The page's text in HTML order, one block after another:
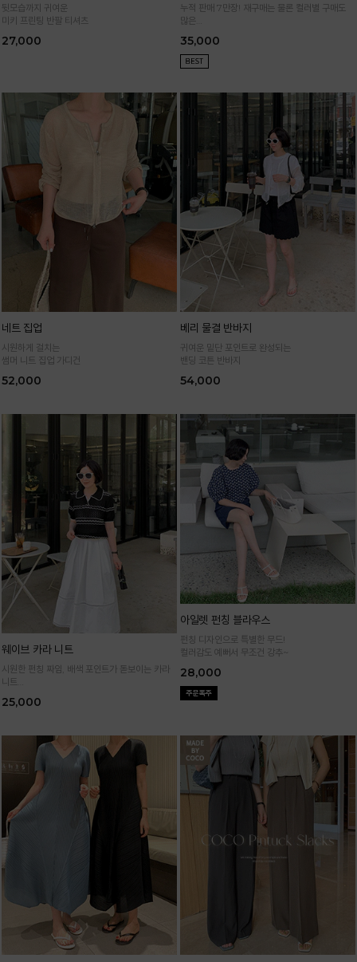
뒷모습까지 귀여운
미키 프린팅 반팔 티셔츠
27,000
누적 판매 7만장! 재구매는 물론 컬러별 구매도
많은
35,000
네트 집업
시원하게 걸치는
썸머 니트 집업 가디건
52,000
베리 물결 반바지
귀여운 밑단 포인트로 완성되는
밴딩 코튼 반바지
54,000
웨이브 카라 니트
시원한 펀칭 짜임, 배색 포인트가 돋보이는 카라
니트
하게 입어요
25,000
아일렛 펀칭 블라우스
펀칭 디자인으로 특별한 무드!
컬러감도 예뻐서 무조건 강추~
28,000